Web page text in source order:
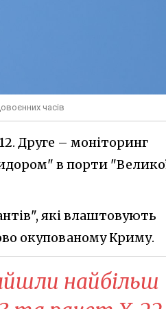
часів
Друге – моніторинг
в порти
які влаштовують
окупованому Криму.
найбільш